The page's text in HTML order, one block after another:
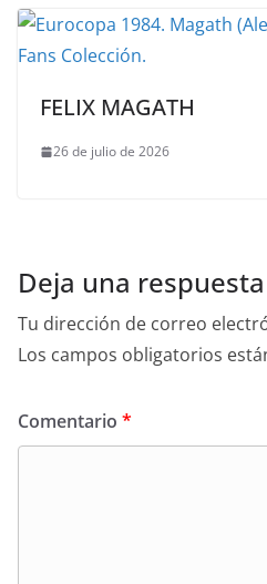
FELIX MAGATH
26 de julio de 2026
Deja una respuesta
Tu dirección de correo
Los campos obligatorios
Comentario *